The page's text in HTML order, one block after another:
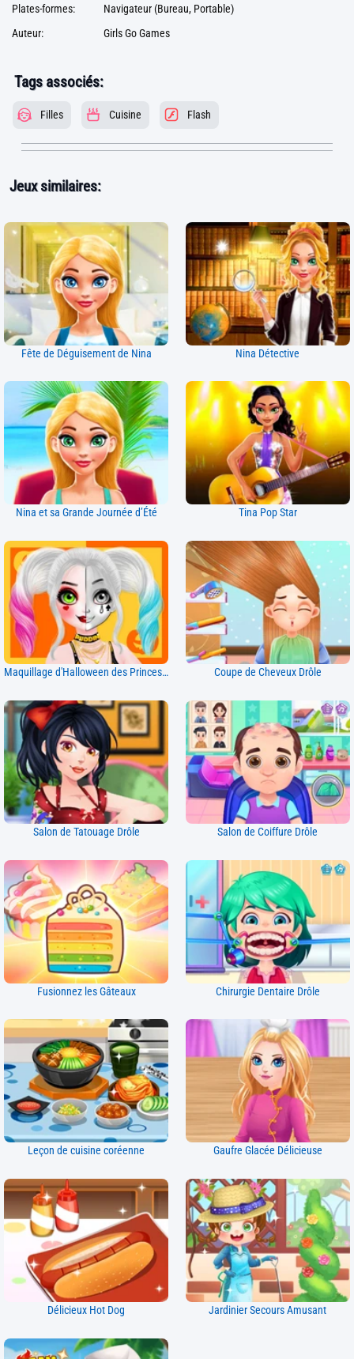
Plates-formes:
Navigateur (Bureau, Portable)
Auteur:
Girls Go Games
Tags associés:
Filles Cuisine Flash
Jeux similaires:
Fête de Déguisement de Nina Nina Détective
Nina et sa Grande Journée d’Été Tina Pop Star
Maquillage d'Halloween des Princesses Coupe de Cheveux Drôle
Salon de Tatouage Drôle Salon de Coiffure Drôle
Fusionnez les Gâteaux Chirurgie Dentaire Drôle
Leçon de cuisine coréenne Gaufre Glacée Délicieuse
Délicieux Hot Dog Jardinier Secours Amusant